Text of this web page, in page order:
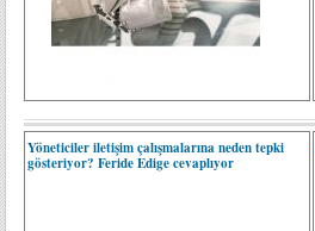
Yöneticiler iletişim çalışmalarına neden tepki
gösteriyor? Feride Edige cevaplıyor